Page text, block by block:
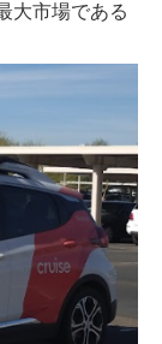
大市場である